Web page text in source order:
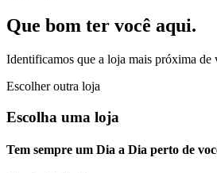
Que bom ter você aqui.
Identificamos que a loja mais próxima de
Escolher outra loja
Escolha uma loja
Tem sempre um Dia a Dia perto de